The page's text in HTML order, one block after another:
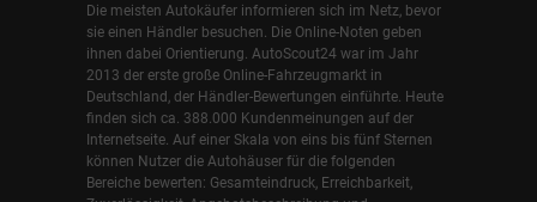
Die meisten Autokäufer informieren sich im Netz, bevor
sie einen Händler besuchen. Die Online-Noten geben
ihnen dabei Orientierung. AutoScout24 war im Jahr
2013 der erste große Online-Fahrzeugmarkt in
Deutschland, der Händler-Bewertungen einführte. Heute
finden sich ca. 388.000 Kundenmeinungen auf der
Internetseite. Auf einer Skala von eins bis fünf Sternen
können Nutzer die Autohäuser für die folgenden
Bereiche bewerten: Gesamteindruck, Erreichbarkeit,